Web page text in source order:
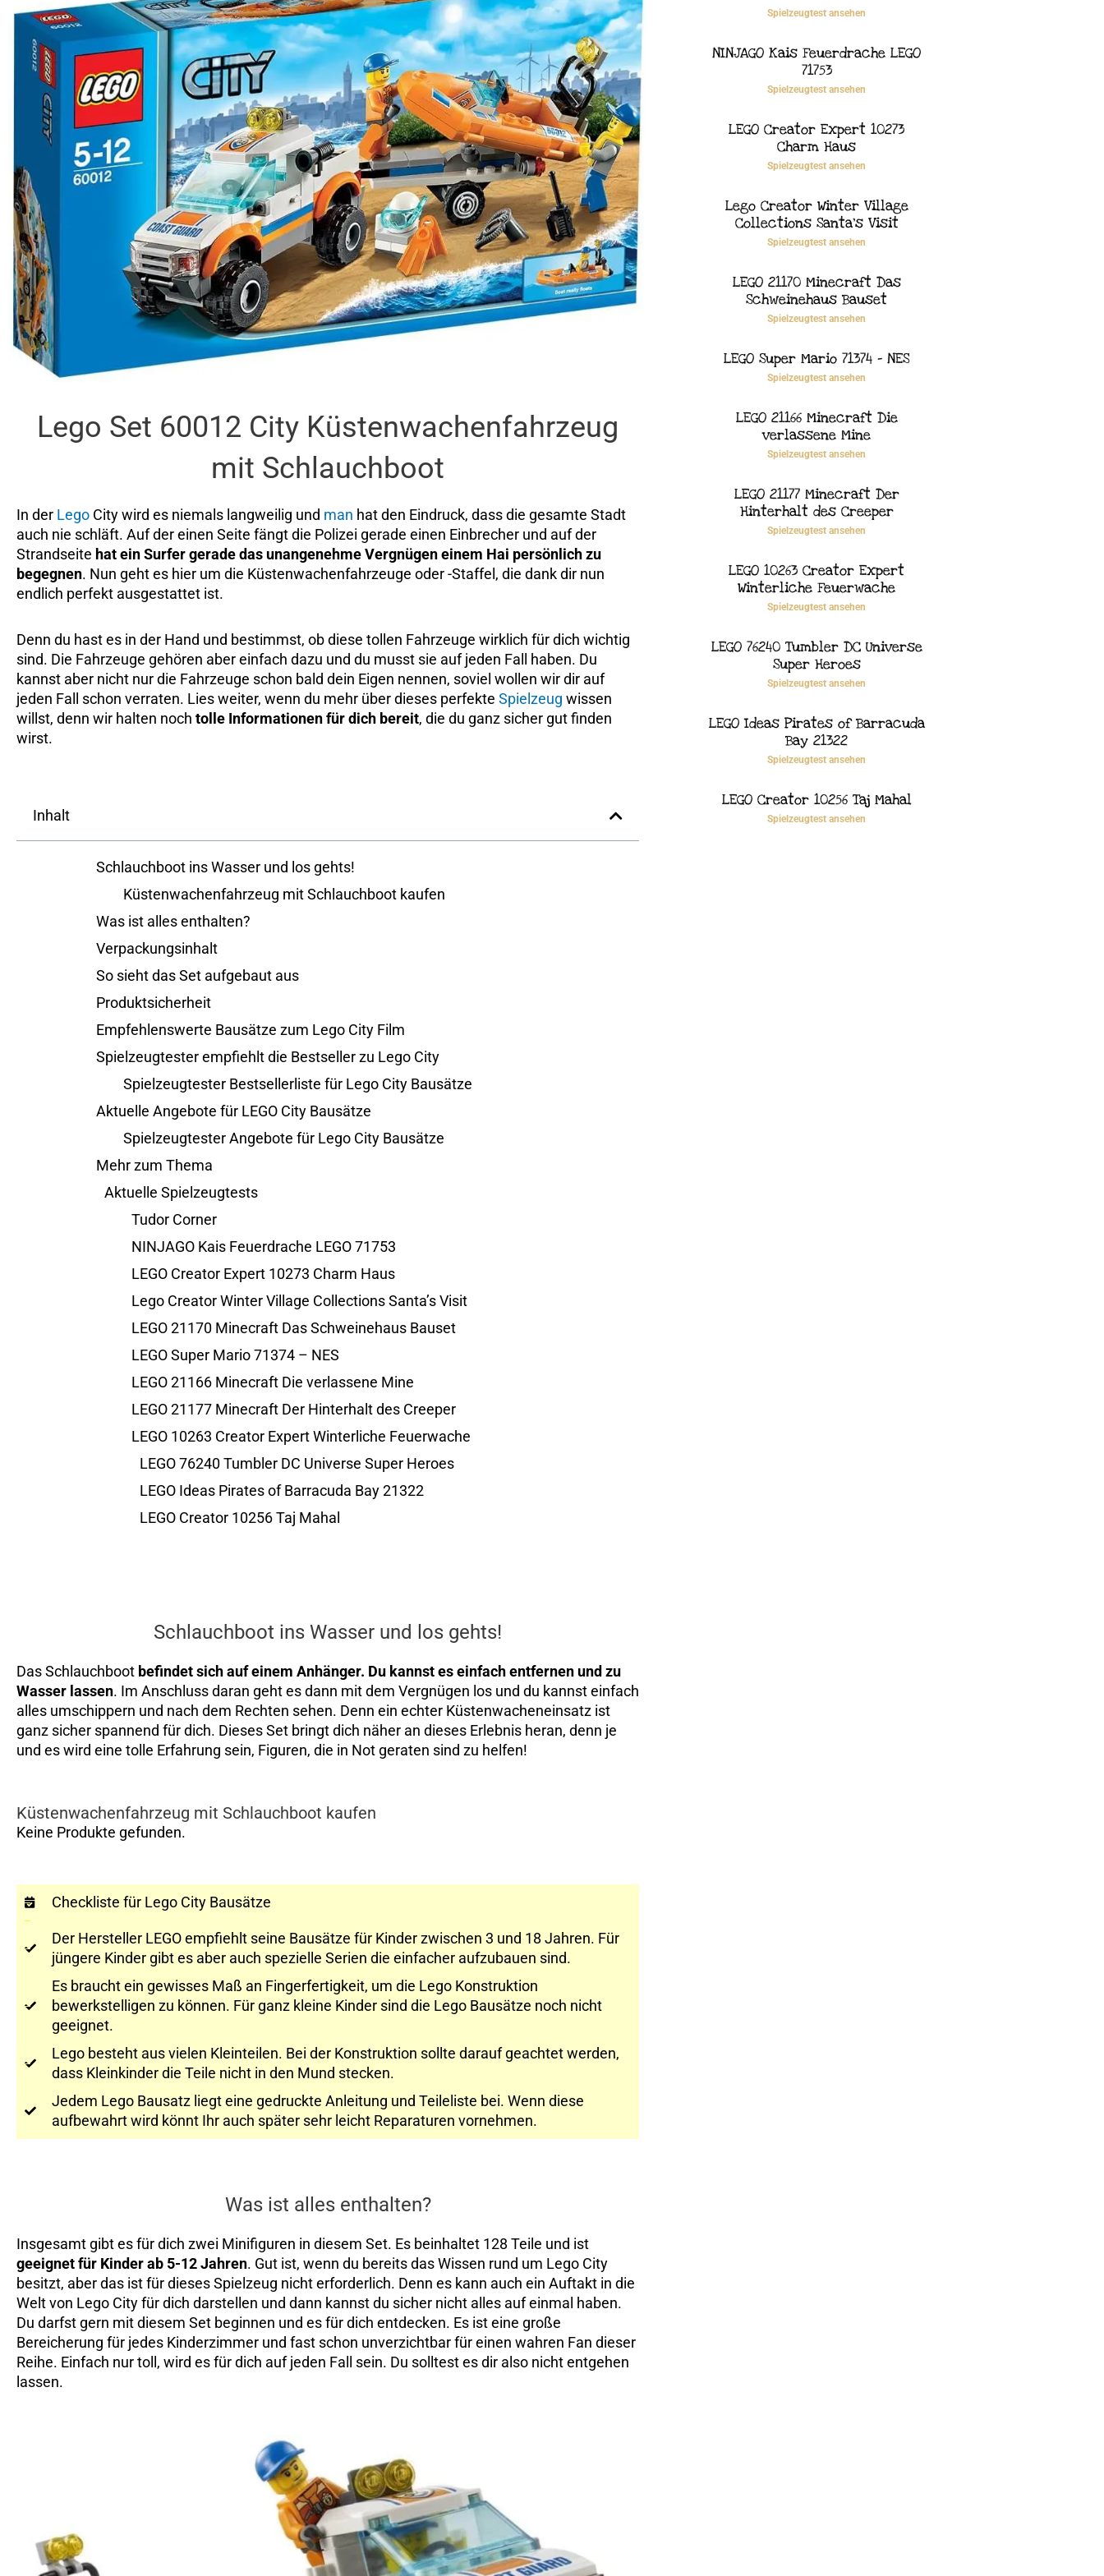
Lego Set 60012 City Küstenwachenfahrzeug
mit Schlauchboot
In der Lego City wird es niemals langweilig und man hat den Eindruck, dass die gesamte Stadt
auch nie schläft. Auf der einen Seite fängt die Polizei gerade einen Einbrecher und auf der
Strandseite hat ein Surfer gerade das unangenehme Vergnügen einem Hai persönlich zu
begegnen. Nun geht es hier um die Küstenwachenfahrzeuge oder -Staffel, die dank dir nun
endlich perfekt ausgestattet ist.
Denn du hast es in der Hand und bestimmst, ob diese tollen Fahrzeuge wirklich für dich wichtig
sind. Die Fahrzeuge gehören aber einfach dazu und du musst sie auf jeden Fall haben. Du
kannst aber nicht nur die Fahrzeuge schon bald dein Eigen nennen, soviel wollen wir dir auf
jeden Fall schon verraten. Lies weiter, wenn du mehr über dieses perfekte Spielzeug wissen
willst, denn wir halten noch tolle Informationen für dich bereit, die du ganz sicher gut finden
wirst.
Inhalt
Schlauchboot ins Wasser und los gehts!
Küstenwachenfahrzeug mit Schlauchboot kaufen
Was ist alles enthalten?
Verpackungsinhalt
So sieht das Set aufgebaut aus
Produktsicherheit
Empfehlenswerte Bausätze zum Lego City Film
Spielzeugtester empfiehlt die Bestseller zu Lego City
Spielzeugtester Bestsellerliste für Lego City Bausätze
Aktuelle Angebote für LEGO City Bausätze
Spielzeugtester Angebote für Lego City Bausätze
Mehr zum Thema
Aktuelle Spielzeugtests
Tudor Corner
NINJAGO Kais Feuerdrache LEGO 71753
LEGO Creator Expert 10273 Charm Haus
Lego Creator Winter Village Collections Santa’s Visit
LEGO 21170 Minecraft Das Schweinehaus Bauset
LEGO Super Mario 71374 – NES
LEGO 21166 Minecraft Die verlassene Mine
LEGO 21177 Minecraft Der Hinterhalt des Creeper
LEGO 10263 Creator Expert Winterliche Feuerwache
LEGO 76240 Tumbler DC Universe Super Heroes
LEGO Ideas Pirates of Barracuda Bay 21322
LEGO Creator 10256 Taj Mahal
Schlauchboot ins Wasser und los gehts!
Das Schlauchboot befindet sich auf einem Anhänger. Du kannst es einfach entfernen und zu
Wasser lassen. Im Anschluss daran geht es dann mit dem Vergnügen los und du kannst einfach
alles umschippern und nach dem Rechten sehen. Denn ein echter Küstenwacheneinsatz ist
ganz sicher spannend für dich. Dieses Set bringt dich näher an dieses Erlebnis heran, denn je
und es wird eine tolle Erfahrung sein, Figuren, die in Not geraten sind zu helfen!
Küstenwachenfahrzeug mit Schlauchboot kaufen
Keine Produkte gefunden.
Checkliste für Lego City Bausätze
Der Hersteller LEGO empfiehlt seine Bausätze für Kinder zwischen 3 und 18 Jahren. Für
jüngere Kinder gibt es aber auch spezielle Serien die einfacher aufzubauen sind.
Es braucht ein gewisses Maß an Fingerfertigkeit, um die Lego Konstruktion
bewerkstelligen zu können. Für ganz kleine Kinder sind die Lego Bausätze noch nicht
geeignet.
Lego besteht aus vielen Kleinteilen. Bei der Konstruktion sollte darauf geachtet werden,
dass Kleinkinder die Teile nicht in den Mund stecken.
Jedem Lego Bausatz liegt eine gedruckte Anleitung und Teileliste bei. Wenn diese
aufbewahrt wird könnt Ihr auch später sehr leicht Reparaturen vornehmen.
Was ist alles enthalten?
Insgesamt gibt es für dich zwei Minifiguren in diesem Set. Es beinhaltet 128 Teile und ist
geeignet für Kinder ab 5-12 Jahren. Gut ist, wenn du bereits das Wissen rund um Lego City
besitzt, aber das ist für dieses Spielzeug nicht erforderlich. Denn es kann auch ein Auftakt in die
Welt von Lego City für dich darstellen und dann kannst du sicher nicht alles auf einmal haben.
Du darfst gern mit diesem Set beginnen und es für dich entdecken. Es ist eine große
Bereicherung für jedes Kinderzimmer und fast schon unverzichtbar für einen wahren Fan dieser
Reihe. Einfach nur toll, wird es für dich auf jeden Fall sein. Du solltest es dir also nicht entgehen
lassen.
Spielzeugtest ansehen
NINJAGO Kais Feuerdrache LEGO
71753
Spielzeugtest ansehen
LEGO Creator Expert 10273
Charm Haus
Spielzeugtest ansehen
Lego Creator Winter Village
Collections Santa’s Visit
Spielzeugtest ansehen
LEGO 21170 Minecraft Das
Schweinehaus Bauset
Spielzeugtest ansehen
LEGO Super Mario 71374 – NES
Spielzeugtest ansehen
LEGO 21166 Minecraft Die
verlassene Mine
Spielzeugtest ansehen
LEGO 21177 Minecraft Der
Hinterhalt des Creeper
Spielzeugtest ansehen
LEGO 10263 Creator Expert
Winterliche Feuerwache
Spielzeugtest ansehen
LEGO 76240 Tumbler DC Universe
Super Heroes
Spielzeugtest ansehen
LEGO Ideas Pirates of Barracuda
Bay 21322
Spielzeugtest ansehen
LEGO Creator 10256 Taj Mahal
Spielzeugtest ansehen